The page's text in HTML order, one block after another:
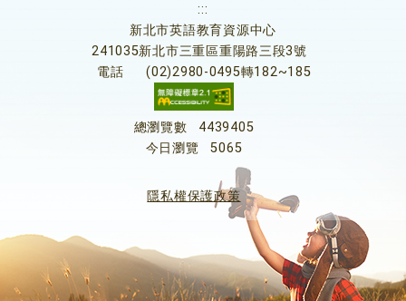
:::
新北市英語教育資源中心
241035新北市三重區重陽路三段3號
電話
(02)2980-0495轉182~185
總瀏覽數
4439405
今日瀏覽
5065
隱私權保護政策